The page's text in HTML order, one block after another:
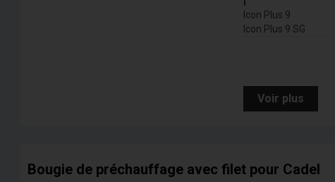
Icon Plus 9
Icon Plus 9 SG
Voir plus
Bougie de préchauffage avec filet pour Cadel